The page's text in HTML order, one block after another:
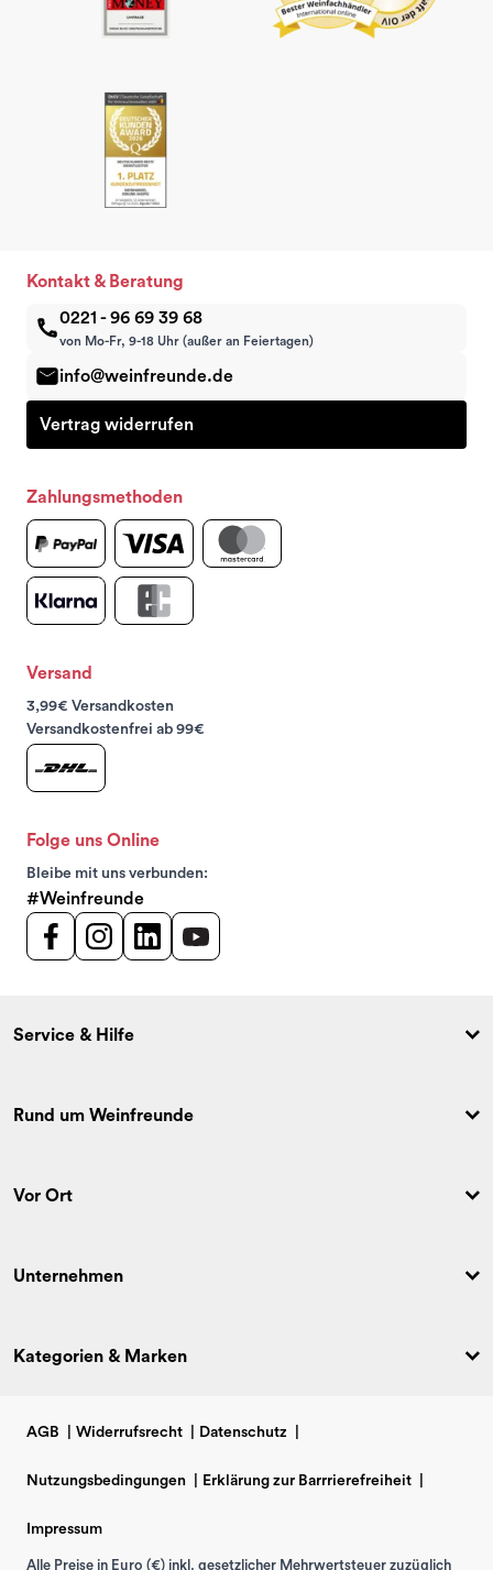
Kontakt & Beratung
0221 - 96 69 39 68
von Mo-Fr, 9-18 Uhr (außer an Feiertagen)
info@weinfreunde.de
Vertrag widerrufen
Zahlungsmethoden
Versand
3,99€ Versandkosten
Versandkostenfrei ab 99€
Folge uns Online
Bleibe mit uns verbunden:
#Weinfreunde
Service & Hilfe
Rund um Weinfreunde
Vor Ort
Unternehmen
Kategorien & Marken
AGB Widerrufsrecht Datenschutz
Nutzungsbedingungen Erklärung zur Barrrierefreiheit
Impressum
Alle Preise in Euro (€) inkl. gesetzlicher Mehrwertsteuer zuzüglich